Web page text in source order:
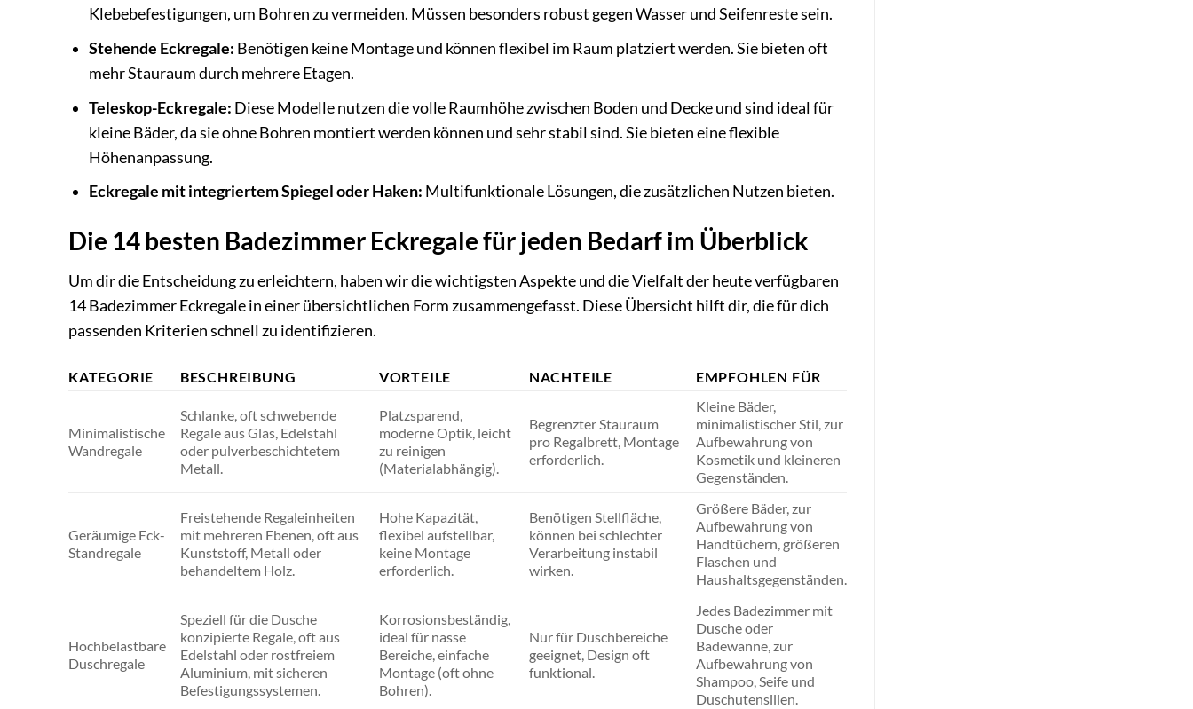
Klebebefestigungen, um Bohren zu vermeiden. Müssen besonders robust gegen Wasser und Seifenreste sein.
Stehende Eckregale: Benötigen keine Montage und können flexibel im Raum platziert werden. Sie bieten oft
mehr Stauraum durch mehrere Etagen.
Teleskop-Eckregale: Diese Modelle nutzen die volle Raumhöhe zwischen Boden und Decke und sind ideal für
kleine Bäder, da sie ohne Bohren montiert werden können und sehr stabil sind. Sie bieten eine flexible
Höhenanpassung.
Eckregale mit integriertem Spiegel oder Haken: Multifunktionale Lösungen, die zusätzlichen Nutzen bieten.
Die 14 besten Badezimmer Eckregale für jeden Bedarf im Überblick
Um dir die Entscheidung zu erleichtern, haben wir die wichtigsten Aspekte und die Vielfalt der heute verfügbaren
14 Badezimmer Eckregale in einer übersichtlichen Form zusammengefasst. Diese Übersicht hilft dir, die für dich
passenden Kriterien schnell zu identifizieren.
KATEGORIE BESCHREIBUNG VORTEILE NACHTEILE EMPFOHLEN FÜR
Minimalistische
Wandregale
Schlanke, oft schwebende
Regale aus Glas, Edelstahl
oder pulverbeschichtetem
Metall.
Platzsparend,
moderne Optik, leicht
zu reinigen
(Materialabhängig).
Begrenzter Stauraum
pro Regalbrett, Montage
erforderlich.
Kleine Bäder,
minimalistischer Stil, zur
Aufbewahrung von
Kosmetik und kleineren
Gegenständen.
Geräumige Eck-
Standregale
Freistehende Regaleinheiten
mit mehreren Ebenen, oft aus
Kunststoff, Metall oder
behandeltem Holz.
Hohe Kapazität,
flexibel aufstellbar,
keine Montage
erforderlich.
Benötigen Stellfläche,
können bei schlechter
Verarbeitung instabil
wirken.
Größere Bäder, zur
Aufbewahrung von
Handtüchern, größeren
Flaschen und
Haushaltsgegenständen.
Hochbelastbare
Duschregale
Speziell für die Dusche
konzipierte Regale, oft aus
Edelstahl oder rostfreiem
Aluminium, mit sicheren
Befestigungssystemen.
Korrosionsbeständig,
ideal für nasse
Bereiche, einfache
Montage (oft ohne
Bohren).
Nur für Duschbereiche
geeignet, Design oft
funktional.
Jedes Badezimmer mit
Dusche oder
Badewanne, zur
Aufbewahrung von
Shampoo, Seife und
Duschutensilien.